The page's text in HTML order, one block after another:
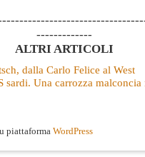
-------------
ALTRI ARTICOLI
dalla Carlo Felice al West
sardi. Una carrozza
piattaforma WordPress